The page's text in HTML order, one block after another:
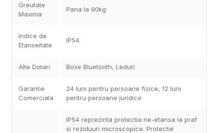
Greutate
Maxima
Pana la 90kg
Indice de
Etanseitate
IP54
Alte Dotari Boxe Bluetooth, Leduri
Garantie
Comerciala
24 luni pentru persoane fizice, 12 luni
pentru persoane juridice
IP54 reprezinta protectia ne-etansa la praf
si reziduuri microscopice. Protectie